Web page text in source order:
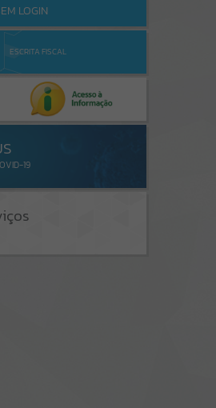
LOGIN
ESCRITA FISCAL